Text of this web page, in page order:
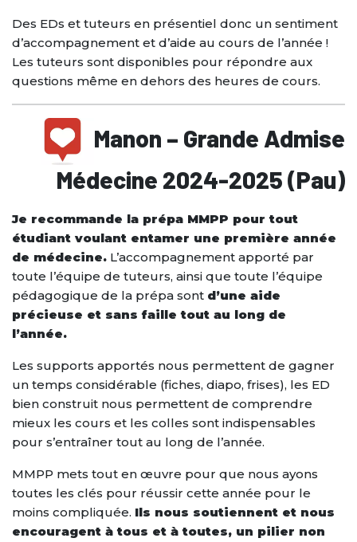
Des EDs et tuteurs en présentiel donc un sentiment
d’accompagnement et d’aide au cours de l’année !
Les tuteurs sont disponibles pour répondre aux
questions même en dehors des heures de cours.
Manon – Grande Admise
Médecine 2024-2025 (Pau)
Je recommande la prépa MMPP pour tout
étudiant voulant entamer une première année
de médecine. L’accompagnement apporté par
toute l’équipe de tuteurs, ainsi que toute l’équipe
pédagogique de la prépa sont d’une aide
précieuse et sans faille tout au long de
l’année.
Les supports apportés nous permettent de gagner
un temps considérable (fiches, diapo, frises), les ED
bien construit nous permettent de comprendre
mieux les cours et les colles sont indispensables
pour s’entraîner tout au long de l’année.
MMPP mets tout en œuvre pour que nous ayons
toutes les clés pour réussir cette année pour le
moins compliquée. Ils nous soutiennent et nous
encouragent à tous et à toutes, un pilier non